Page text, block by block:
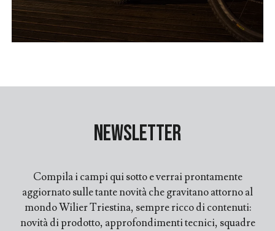
Newsletter
Compila i campi qui sotto e verrai prontamente
aggiornato sulle tante novità che gravitano attorno al
mondo Wilier Triestina, sempre ricco di contenuti:
novità di prodotto, approfondimenti tecnici, squadre